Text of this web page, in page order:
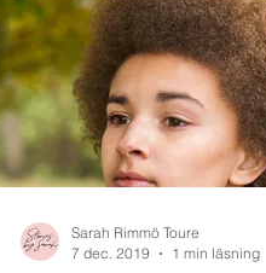
Sarah Rimmö Toure
7 dec. 2019
1 min läsning